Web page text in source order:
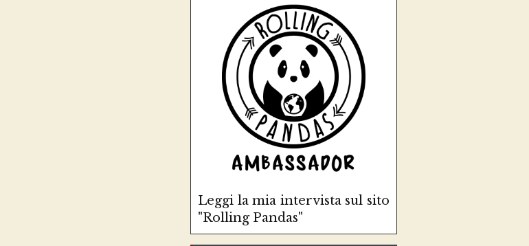
Leggi la mia intervista sul sito
"Rolling Pandas"